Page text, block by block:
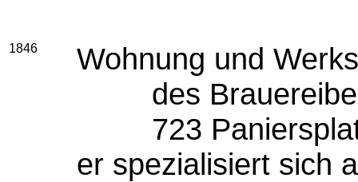
1846
Wohnung und
des
723
er spezialisiert sich